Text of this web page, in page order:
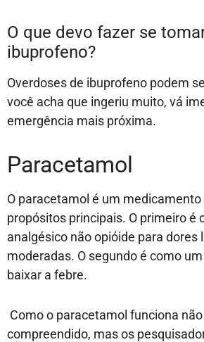
O que devo fazer se
ibuprofeno?
Overdoses de ibuprofeno podem
você acha que ingeriu muito, vá
emergência mais próxima.
Paracetamol
O paracetamol é um
propósitos principais. O primeiro é
analgésico não opióide para dores
moderadas. O segundo é como
baixar a febre.
Como o paracetamol funciona
compreendido, mas os